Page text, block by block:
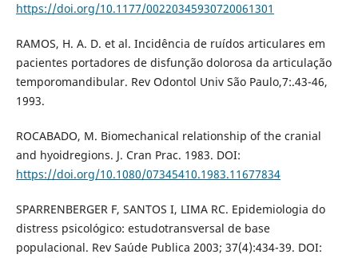
https://doi.org/10.1177/00220345930720061301
RAMOS, H. A. D. et al. Incidência de ruídos articulares em
pacientes portadores de disfunção dolorosa da articulação
temporomandibular. Rev Odontol Univ São Paulo,7:.43-46,
1993.
ROCABADO, M. Biomechanical relationship of the cranial
and hyoidregions. J. Cran Prac. 1983. DOI:
https://doi.org/10.1080/07345410.1983.11677834
SPARRENBERGER F, SANTOS I, LIMA RC. Epidemiologia do
distress psicológico: estudotransversal de base
populacional. Rev Saúde Publica 2003; 37(4):434-39. DOI: